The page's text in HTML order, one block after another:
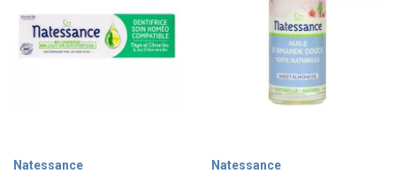
Natessance
Natessance